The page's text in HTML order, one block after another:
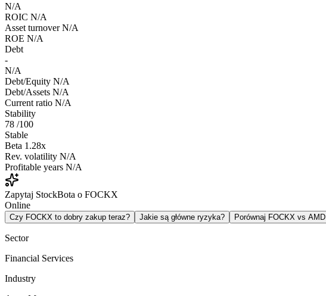
N/A
ROIC N/A
Asset turnover N/A
ROE N/A
Debt
-
N/A
Debt/Equity N/A
Debt/Assets N/A
Current ratio N/A
Stability
78 /100
Stable
Beta 1.28x
Rev. volatility N/A
Profitable years N/A
Zapytaj StockBota o FOCKX
Online
Czy FOCKX to dobry zakup teraz? Jakie są główne ryzyka? Porównaj FOCKX vs AMD
Sector
Financial Services
Industry